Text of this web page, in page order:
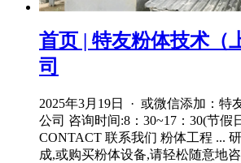
首页 | 特友粉体技术（
司
2025年3月19日 · 或微信添加：特
公司 咨询时间:8：30~17：30(节假
CONTACT 联系我们 粉体工程 ...
成,或购买粉体设备,请轻松随意地